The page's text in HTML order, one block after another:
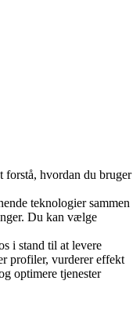
forstå, hvordan du bruger
teknologier sammen
Du kan vælge
i stand til at levere
profiler, vurderer effekt
optimere tjenester